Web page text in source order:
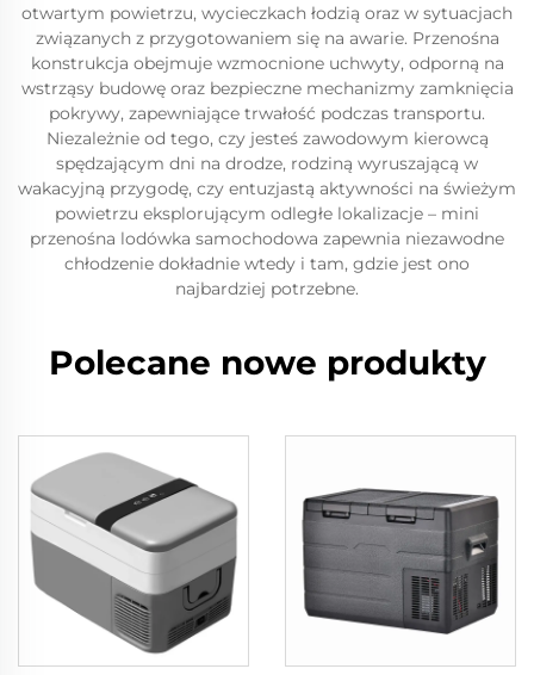
otwartym powietrzu, wycieczkach łodzią oraz w sytuacjach
związanych z przygotowaniem się na awarie. Przenośna
konstrukcja obejmuje wzmocnione uchwyty, odporną na
wstrząsy budowę oraz bezpieczne mechanizmy zamknięcia
pokrywy, zapewniające trwałość podczas transportu.
Niezależnie od tego, czy jesteś zawodowym kierowcą
spędzającym dni na drodze, rodziną wyruszającą w
wakacyjną przygodę, czy entuzjastą aktywności na świeżym
powietrzu eksplorującym odległe lokalizacje – mini
przenośna lodówka samochodowa zapewnia niezawodne
chłodzenie dokładnie wtedy i tam, gdzie jest ono
najbardziej potrzebne.
Polecane nowe produkty